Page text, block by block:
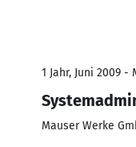
1 Jahr, Juni 2009 -
Mauser Werke